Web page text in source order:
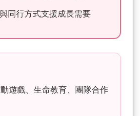
同行方式支援成長需要
遊戲、生命教育、團隊合作